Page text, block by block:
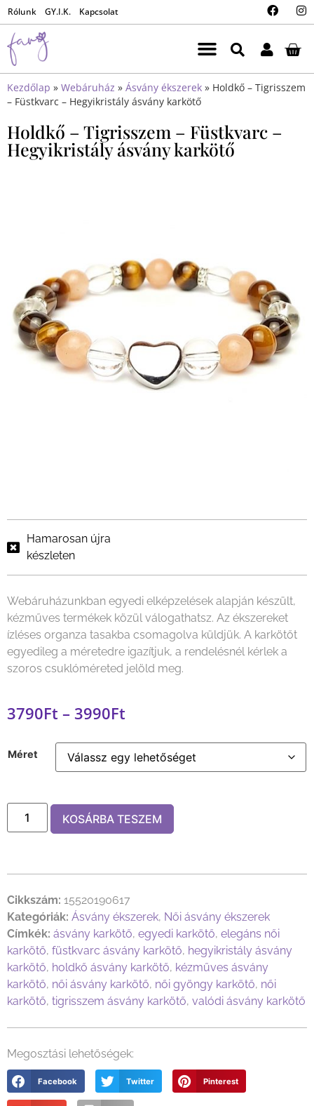
Rólunk GY.I.K. Kapcsolat
Kezdőlap » Webáruház » Ásvány ékszerek » Holdkő – Tigrisszem
– Füstkvarc – Hegyikristály ásvány karkötő
Holdkő – Tigrisszem – Füstkvarc –
Hegyikristály ásvány karkötő
Hamarosan újra
készleten
Webáruházunkban egyedi elképzelések alapján készült,
kézműves termékek közül válogathatsz. Az ékszereket
ízléses organza tasakba csomagolva küldjük. A karkötőt
egyedileg a méretedre igazítjuk, a rendelésnél kérlek a
szoros csuklóméreted jelöld meg.
3790Ft – 3990Ft
Méret
KOSÁRBA TESZEM
Cikkszám: 15520190617
Kategóriák: Ásvány ékszerek, Női ásvány ékszerek
Címkék: ásvány karkötő, egyedi karkötő, elegáns női
karkötő, füstkvarc ásvány karkötő, hegyikristály ásvány
karkötő, holdkő ásvány karkötő, kézműves ásvány
karkötő, női ásvány karkötő, női gyöngy karkötő, női
karkötő, tigrisszem ásvány karkötő, valódi ásvány karkötő
Megosztási lehetőségek:
Facebook Twitter Pinterest